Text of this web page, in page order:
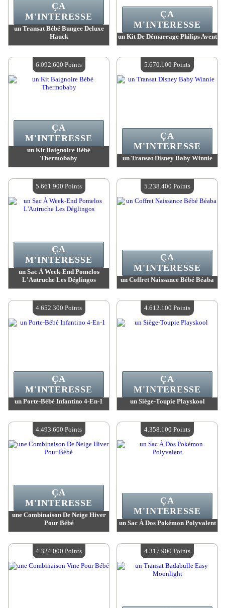
un Transat Bébé Bungee Deluxe
Hauck
Quantité Disponible :4
ÇA
M'INTERESSE
un Kit De Démarrage Philips Avent
Quantité Disponible :4
ÇA
M'INTERESSE
un Kit Baignoire Bébé
Thermobaby
Quantité Disponible :4
ÇA
M'INTERESSE
6.092.600 Points
un Transat Disney Baby Winnie
Quantité Disponible :4
ÇA
M'INTERESSE
5.670.100 Points
un Sac À Week-End Pomelos
L'Autruche Les Déglingos
Quantité Disponible :4
ÇA
M'INTERESSE
5.661.900 Points
un Coffret Naissance Bébé Béaba
Quantité Disponible :4
ÇA
M'INTERESSE
5.238.400 Points
un Porte-Bébé Infantino 4-En-1
Quantité Disponible :4
ÇA
M'INTERESSE
4.652.300 Points
un Siège-Toupie Playskool
Quantité Disponible :4
ÇA
M'INTERESSE
4.612.100 Points
une Combinaison De Neige Hiver
Pour Bébé
Quantité Disponible :4
ÇA
M'INTERESSE
4.493.600 Points
un Sac À Dos Pokémon Polyvalent
Quantité Disponible :4
ÇA
M'INTERESSE
4.358.100 Points
4.324.000 Points 4.317.900 Points